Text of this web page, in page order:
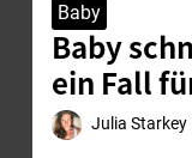
Baby
Baby
ein Fall
Julia Starkey